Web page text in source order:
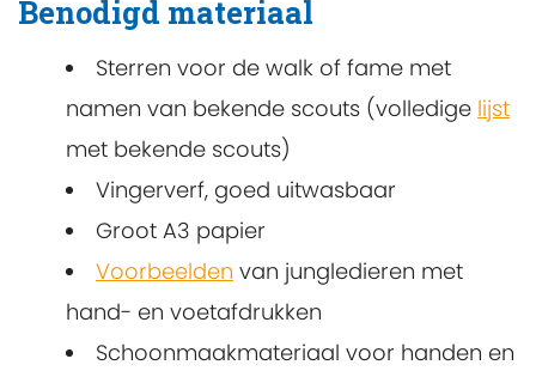
Benodigd materiaal
Sterren voor de walk of fame met
namen van bekende scouts (volledige lijst
met bekende scouts)
Vingerverf, goed uitwasbaar
Groot A3 papier
Voorbeelden van jungledieren met
hand- en voetafdrukken
Schoonmaakmateriaal voor handen en